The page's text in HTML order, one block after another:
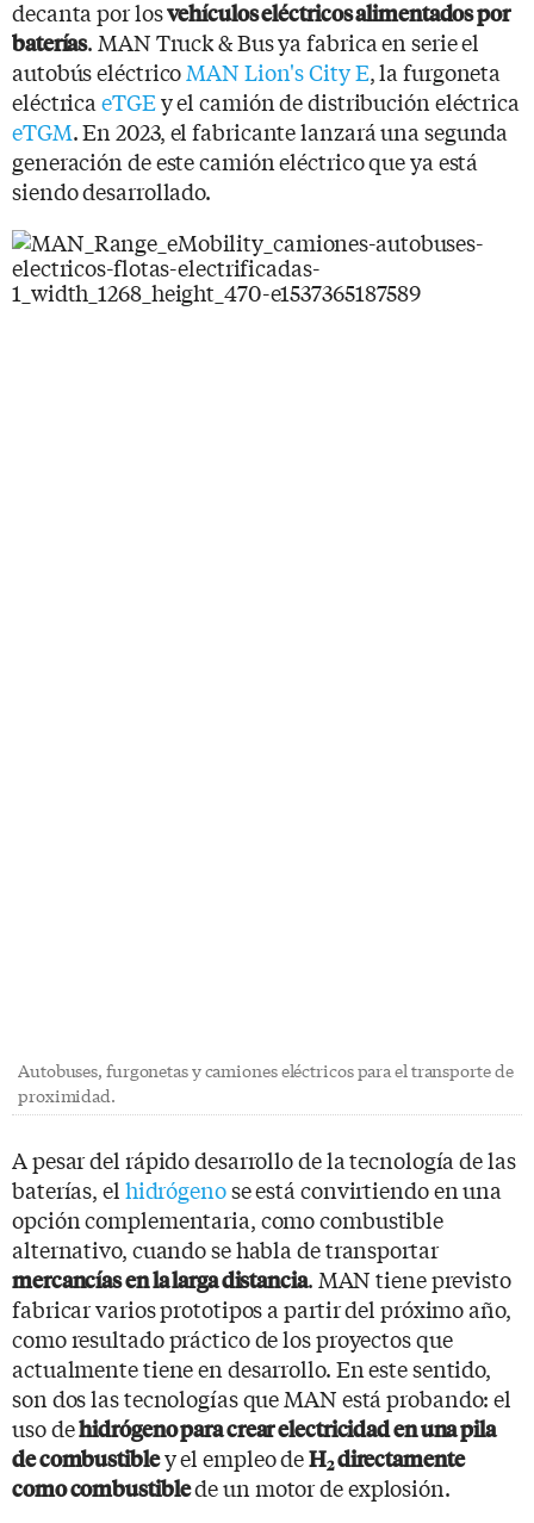
decanta por losvehículos eléctricos alimentados por
baterías. MAN Truck & Bus ya fabrica en serie el
autobús eléctricoMAN Lion's City E, la furgoneta
eléctricaeTGEy el camión de distribución eléctrica
eTGM. En 2023, el fabricante lanzará una segunda
generación de este camión eléctrico que ya está
siendo desarrollado.
Autobuses, furgonetas y camiones eléctricos para el transporte de
proximidad.
A pesar del rápido desarrollo de la tecnología de las
baterías, el hidrógenose está convirtiendo en una
opción complementaria, como combustible
alternativo, cuando se habla de transportar
mercancías en la larga distancia. MAN tiene previsto
fabricar varios prototipos a partir del próximo año,
como resultado práctico de los proyectos que
actualmente tiene en desarrollo. En este sentido,
son dos las tecnologías que MAN está probando: el
uso dehidrógeno para crear electricidad en una pila
de combustibley el empleo deH2directamente
como combustiblede un motor de explosión.